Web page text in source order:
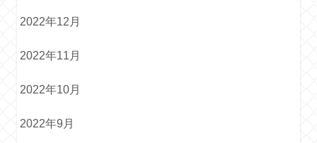
2022年12月
2022年11月
2022年10月
2022年9月